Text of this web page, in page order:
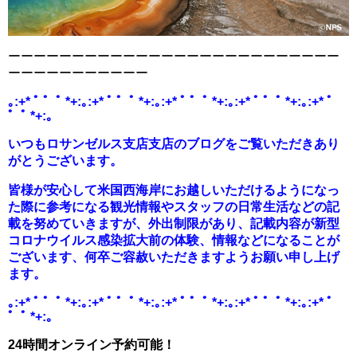
ーーーーーーーーーーーーーーーーーーーーーーーーーー
ーーーーーーーーーーー
｡:+* ﾟ ゜ﾟ *+:｡:+* ﾟ ゜ﾟ *+:｡:+* ﾟ ゜ﾟ *+:｡:+* ﾟ ゜ﾟ *+:｡:+* ﾟ
゜ﾟ *+:｡
いつもロサンゼルス支店支店のブログをご覧いただきあり
がとうございます。
皆様が安心して米国西海岸にお越しいただけるようになっ
た際に参考になる観光情報やスタッフの日常生活などの記
載を努めていきますが、外出制限があり、 記載内容が新型
コロナウイルス感染拡大前の体験、情報などになることが
ございます、 何卒ご容赦いただきますようお願い申し上げ
ます。
｡:+* ﾟ ゜ﾟ *+:｡:+* ﾟ ゜ﾟ *+:｡:+* ﾟ ゜ﾟ *+:｡:+* ﾟ ゜ﾟ *+:｡:+* ﾟ
゜ﾟ *+:｡
24時間オンライン予約可能！